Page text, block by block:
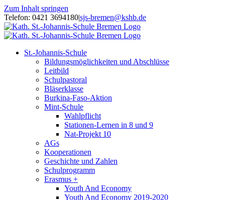
Zum Inhalt springen
Telefon: 0421 3694180|sjs-bremen@kshb.de
St.-Johannis-Schule
Bildungsmöglichkeiten und Abschlüsse
Leitbild
Schulpastoral
Bläserklasse
Burkina-Faso-Aktion
Mint-Schule
Wahlpflicht
Stationen-Lernen in 8 und 9
Nat-Projekt 10
AGs
Kooperationen
Geschichte und Zahlen
Schulprogramm
Erasmus +
Youth And Economy
Youth And Economy 2019-2020